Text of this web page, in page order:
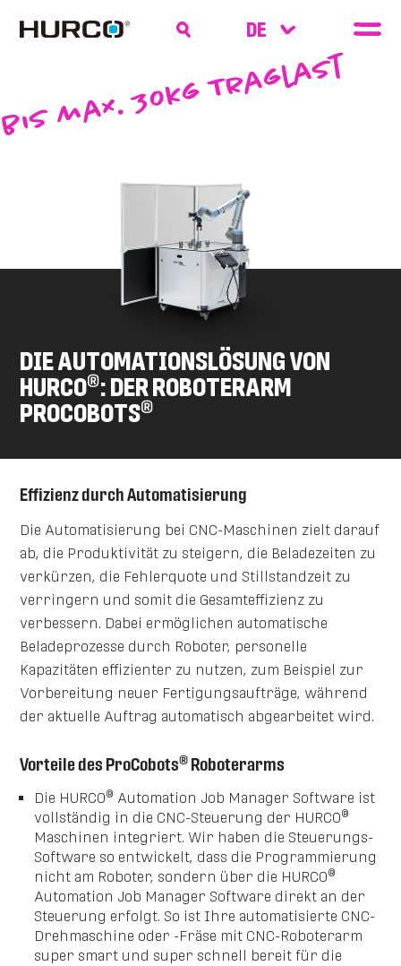
bis max. 30kg Traglast
DIE AUTOMATIONSLÖSUNG VON
HURCO®: DER ROBOTERARM
PROCOBOTS®
Effizienz durch Automatisierung
Die Automatisierung bei CNC-Maschinen zielt darauf
ab, die Produktivität zu steigern, die Beladezeiten zu
verkürzen, die Fehlerquote und Stillstandzeit zu
verringern und somit die Gesamteffizienz zu
verbessern. Dabei ermöglichen automatische
Beladeprozesse durch Roboter, personelle
Kapazitäten effizienter zu nutzen, zum Beispiel zur
Vorbereitung neuer Fertigungsaufträge, während
der aktuelle Auftrag automatisch abgearbeitet wird.
Vorteile des ProCobots® Roboterarms
Die HURCO® Automation Job Manager Software ist
vollständig in die CNC-Steuerung der HURCO®
Maschinen integriert. Wir haben die Steuerungs-
Software so entwickelt, dass die Programmierung
nicht am Roboter, sondern über die HURCO®
Automation Job Manager Software direkt an der
Steuerung erfolgt. So ist Ihre automatisierte CNC-
Drehmaschine oder -Fräse mit CNC-Roboterarm
super smart und super schnell bereit für die